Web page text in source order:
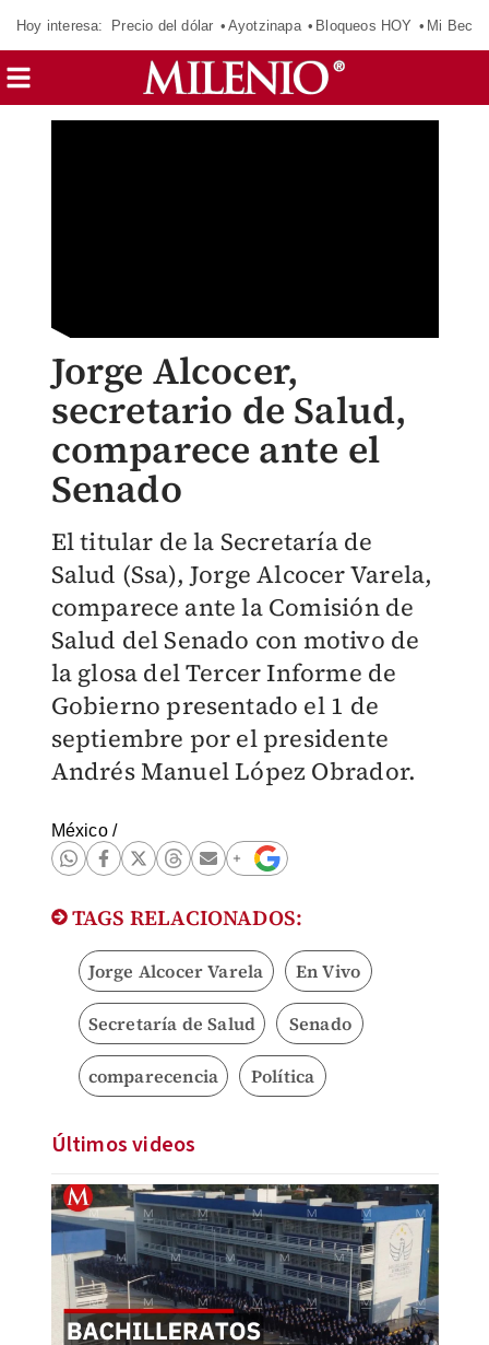
Hoy interesa: Precio del dólar Ayotzinapa Bloqueos HOY Mi Beca
Jorge Alcocer,
secretario de Salud,
comparece ante el
Senado
El titular de la Secretaría de
Salud (Ssa), Jorge Alcocer Varela,
comparece ante la Comisión de
Salud del Senado con motivo de
la glosa del Tercer Informe de
Gobierno presentado el 1 de
septiembre por el presidente
Andrés Manuel López Obrador.
México/
TAGS RELACIONADOS:
Jorge Alcocer Varela En Vivo
Secretaría de Salud Senado
comparecencia Política
Últimos videos